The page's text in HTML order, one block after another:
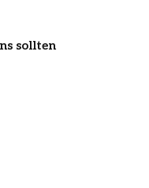
sollten